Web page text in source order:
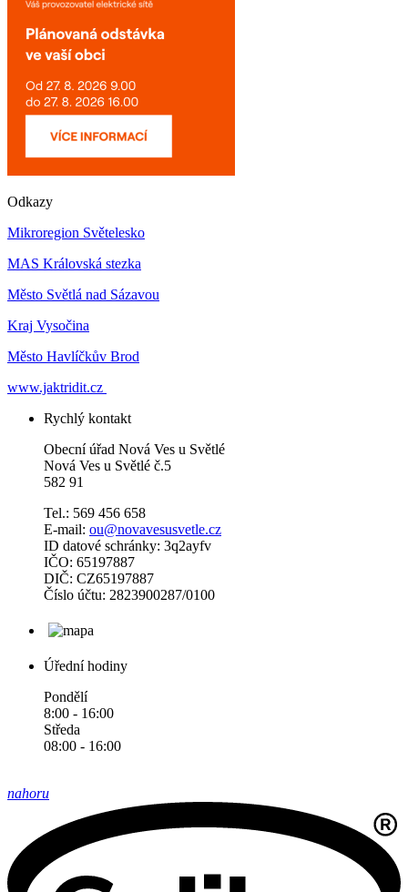
Odkazy
Mikroregion Světelesko
MAS Královská stezka
Město Světlá nad Sázavou
Kraj Vysočina
Město Havlíčkův Brod
www.jaktridit.cz
Rychlý kontakt
Obecní úřad Nová Ves u Světlé
Nová Ves u Světlé č.5
582 91
Tel.: 569 456 658
E-mail: ou@novavesusvetle.cz
ID datové schránky: 3q2ayfv
IČO: 65197887
DIČ: CZ65197887
Číslo účtu: 2823900287/0100
Úřední hodiny
Pondělí
8:00 - 16:00
Středa
08:00 - 16:00
nahoru